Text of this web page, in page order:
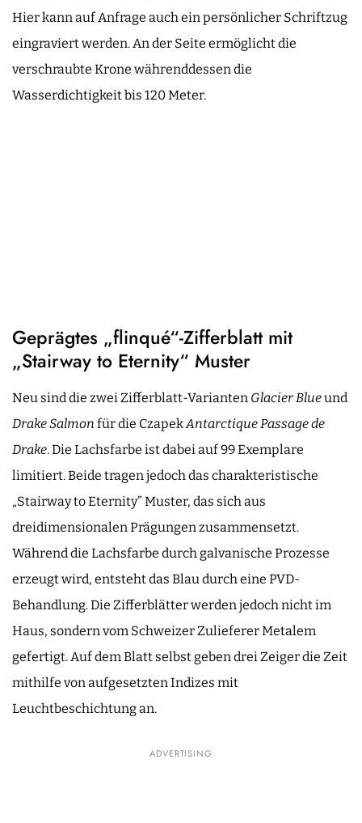
Hier kann auf Anfrage auch ein persönlicher Schriftzug
eingraviert werden. An der Seite ermöglicht die
verschraubte Krone währenddessen die
Wasserdichtigkeit bis 120 Meter.
Geprägtes „flinqué“-Zifferblatt mit
„Stairway to Eternity“ Muster
Neu sind die zwei Zifferblatt-Varianten Glacier Blueund
Drake Salmon für die CzapekAntarctique Passage de
Drake. Die Lachsfarbe ist dabei auf 99 Exemplare
limitiert. Beide tragen jedoch das charakteristische
„Stairway to Eternity” Muster, das sich aus
dreidimensionalen Prägungen zusammensetzt.
Während die Lachsfarbe durch galvanische Prozesse
erzeugt wird, entsteht das Blau durch eine PVD-
Behandlung. Die Zifferblätter werden jedoch nicht im
Haus, sondern vom Schweizer Zulieferer Metalem
gefertigt. Auf dem Blatt selbst geben drei Zeiger die Zeit
mithilfe von aufgesetzten Indizes mit
Leuchtbeschichtung an.
ADVERTISING